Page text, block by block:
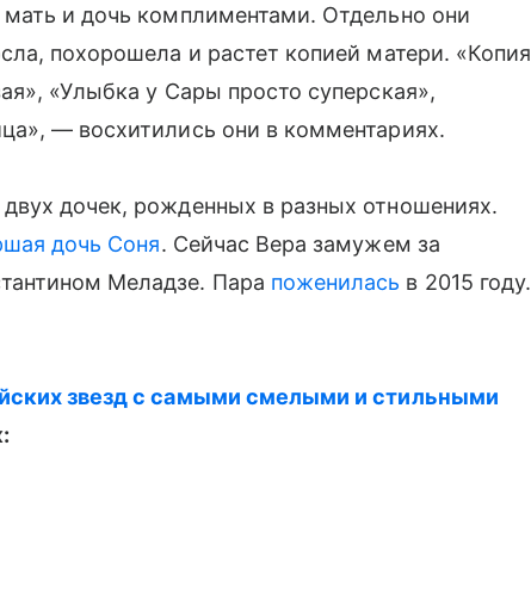
и дочь комплиментами. Отдельно они
похорошела и растет копией матери. «Копия
«Улыбка у Сары просто суперская»,
— восхитились они в комментариях.
дочек, рожденных в разных отношениях.
дочь Соня. Сейчас Вера замужем за
Меладзе. Пара поженилась в 2015 году.
звезд с самыми смелыми и стильными